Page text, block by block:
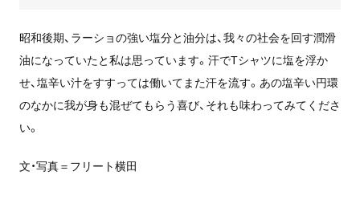
昭和後期、ラーショの強い塩分と油分は、我々の社会を回す潤滑
油になっていたと私は思っています。汗でTシャツに塩を浮か
せ、塩辛い汁をすすっては働いてまた汗を流す。あの塩辛い円環
のなかに我が身も混ぜてもらう喜び、それも味わってみてくださ
い。
文・写真＝フリート横田